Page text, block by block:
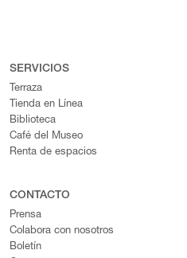
SERVICIOS
Terraza
Tienda en Línea
Biblioteca
Café del Museo
Renta de espacios
CONTACTO
Prensa
Colabora con nosotros
Boletín